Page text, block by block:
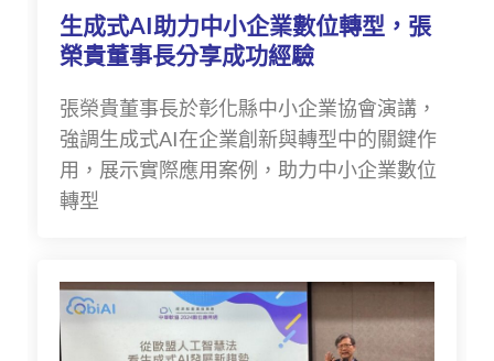
生成式AI助力中小企業數位轉型，張
榮貴董事長分享成功經驗
張榮貴董事長於彰化縣中小企業協會演講，
強調生成式AI在企業創新與轉型中的關鍵作
用，展示實際應用案例，助力中小企業數位
轉型